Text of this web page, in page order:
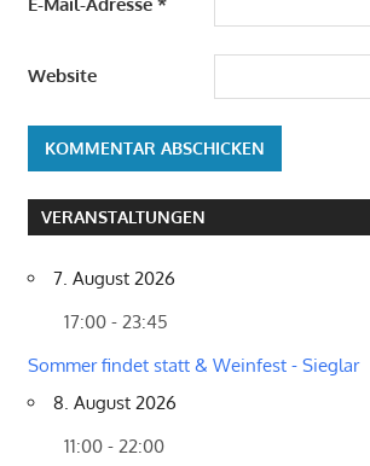
Website
VERANSTALTUNGEN
7. August 2026
17:00 - 23:45
Sommer findet statt & Weinfest - Sieglar
8. August 2026
11:00 - 22:00